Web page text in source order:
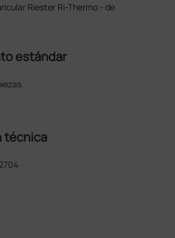
Riester Ri-Thermo - de
estándar
técnica